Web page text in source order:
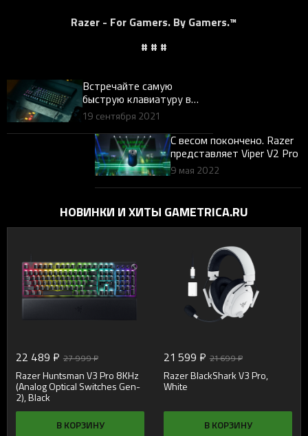
Razer - For Gamers. By Gamers.™
# # #
Встречайте самую
быструю клавиатуру в
мире — новую Razer
Huntsman V2
19 сентября 2021
С весом покончено. Razer
представляет Viper V2 Pro
9 мая 2022
НОВИНКИ И ХИТЫ GAMETRICA.RU
22 489 ₽ 27 999 ₽
Razer Huntsman V3 Pro 8KHz
(Analog Optical Switches Gen-
2), Black
В КОРЗИНУ
21 599 ₽ 21 699 ₽
Razer BlackShark V3 Pro,
White
В КОРЗИНУ